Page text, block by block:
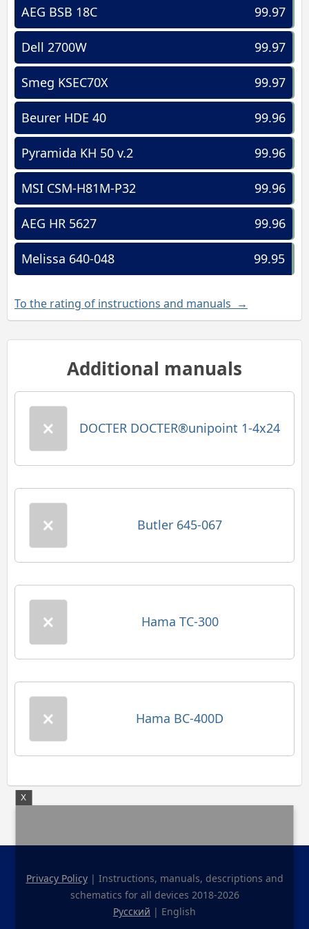
X
99.97
AEG BSB 18C
99.97
Dell 2700W
99.97
Smeg KSEC70X
99.96
Beurer HDE 40
99.96
Pyramida KH 50 v.2
99.96
MSI CSM-H81M-P32
99.96
AEG HR 5627
99.95
Melissa 640-048
To the rating of instructions and manuals →
Additional manuals
DOCTER DOCTER®unipoint 1-4x24
Butler 645-067
Hama TC-300
Hama BC-400D
Privacy Policy| Instructions, manuals, descriptions and
schematics for all devices 2018-2026
Русский | English